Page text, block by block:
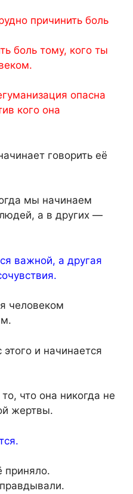
причинить боль
боль тому, кого ты
опасна
кого она
говорить её
мы начинаем
а в других —
важной, а другая
человеком
и начинается
что она никогда не
жертвы.
приняло.